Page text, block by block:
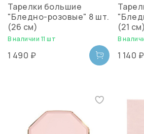
Тарелки большие
"Бледно-розовые" 8 шт.
(26 см)
В наличии 11 шт
1 490 ₽
(21 см)
В
1 140 ₽